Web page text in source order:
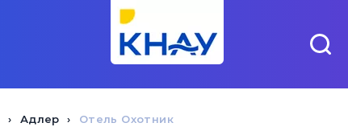
Адлер Отель Охотник